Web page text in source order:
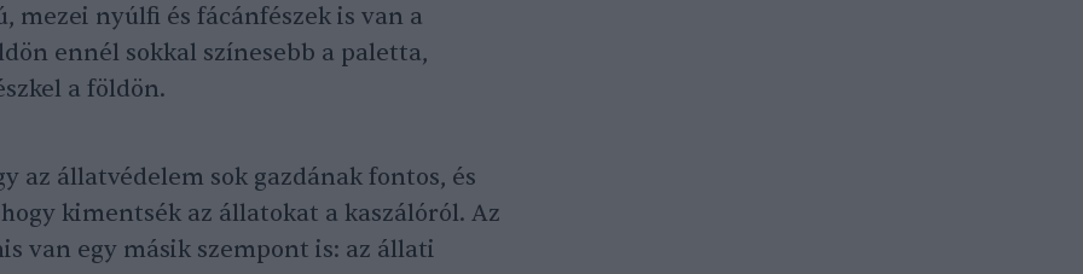
nyúlfi és fácánfészek is van a
ennél sokkal színesebb a paletta,
a földön.
az állatvédelem sok gazdának fontos, és
kimentsék az állatokat a kaszálóról. Az
van egy másik szempont is: az állati